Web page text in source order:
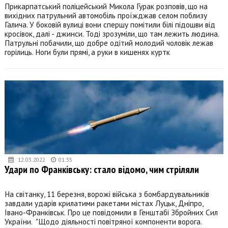
Прикарпатський поліцейський Микола Гурак розповів, що на
вихідних патрульний автомобіль проїжджав селом поблизу
Галича. У боковій вулиці вони спершу помітили білі підошви від
кросівок, далі - джинси. Тоді зрозуміли, що там лежить людина.
Патрульні побачили, що добре одітий молодий чоловік лежав
горілиць. Ноги були прямі, а руки в кишенях куртк
12.03.2022 01:35
Удари по Франківську: стало відомо, чим стріляли
На світанку, 11 березня, ворожі війська з бомбардувальників
завдали ударів крилатими ракетами містах Луцьк, Дніпро,
Івано-Франківськ. Про це повідомили в Генштабі Збройних Сил
України. "Щодо діяльності повітряної компоненти ворога.